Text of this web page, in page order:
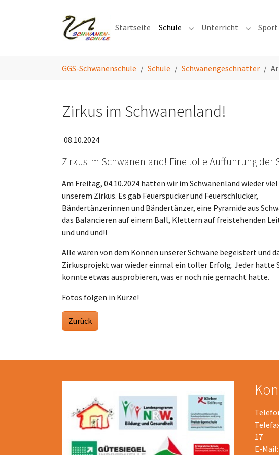
Startseite Schule Submenu for "Schule"
Unterricht Sport
GGS-Schwanenschule Schule Schwanengeschnatter
Zirkus im Schwanenland!
08.10.2024
Zirkus im Schwanenland! Eine tolle Aufführung der
Am Freitag, 04.10.2024 hatten wir im Schwanenland wieder
unserem Zirkus. Es gab Feuerspucker und Feuerschlucker,
Bändertänzerinnen und Bändertänzer, eine Pyramide aus
das Balancieren auf einem Ball, Klettern auf freistehenden
und und und!!
Alle waren von dem Können unserer Schwäne begeistert und
Zirkusprojekt war wieder einmal ein toller Erfolg. Jeder hatte
konnte etwas ausprobieren, was er noch nie gemacht hatte.
Fotos folgen in Kürze!
Zurück
17
E-Mail: